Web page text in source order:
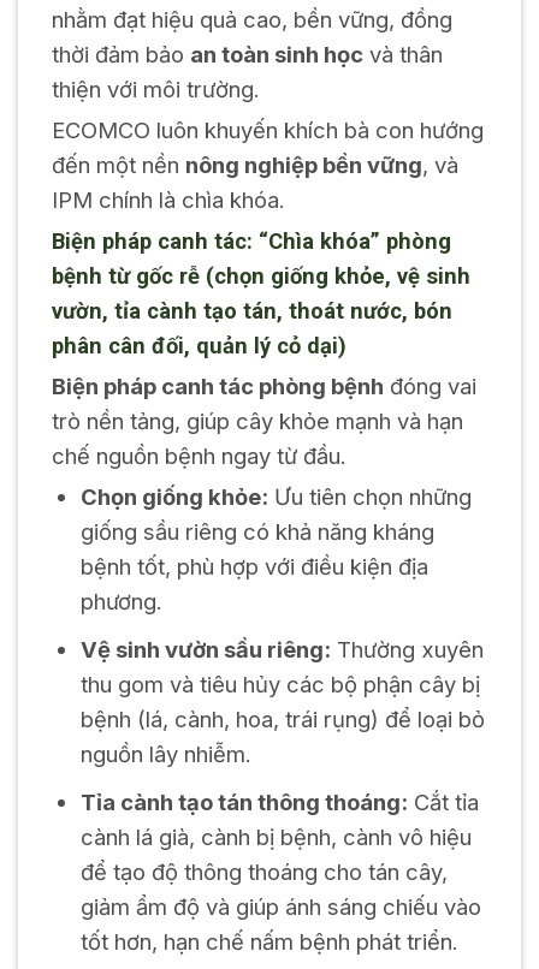
nhằm đạt hiệu quả cao, bền vững, đồng
thời đảm bảo an toàn sinh học và thân
thiện với môi trường.
ECOMCO luôn khuyến khích bà con hướng
đến một nền nông nghiệp bền vững, và
IPM chính là chìa khóa.
Biện pháp canh tác: “Chìa khóa” phòng
bệnh từ gốc rễ (chọn giống khỏe, vệ sinh
vườn, tỉa cành tạo tán, thoát nước, bón
phân cân đối, quản lý cỏ dại)
Biện pháp canh tác phòng bệnh đóng vai
trò nền tảng, giúp cây khỏe mạnh và hạn
chế nguồn bệnh ngay từ đầu.
Chọn giống khỏe: Ưu tiên chọn những
giống sầu riêng có khả năng kháng
bệnh tốt, phù hợp với điều kiện địa
phương.
Vệ sinh vườn sầu riêng: Thường xuyên
thu gom và tiêu hủy các bộ phận cây bị
bệnh (lá, cành, hoa, trái rụng) để loại bỏ
nguồn lây nhiễm.
Tỉa cành tạo tán thông thoáng: Cắt tỉa
cành lá già, cành bị bệnh, cành vô hiệu
để tạo độ thông thoáng cho tán cây,
giảm ẩm độ và giúp ánh sáng chiếu vào
tốt hơn, hạn chế nấm bệnh phát triển.